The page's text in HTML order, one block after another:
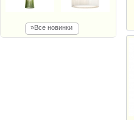
»Все новинки